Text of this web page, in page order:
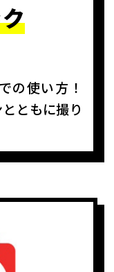
の使い方！
ともに撮り